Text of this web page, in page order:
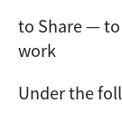
to Share —
work
Under the